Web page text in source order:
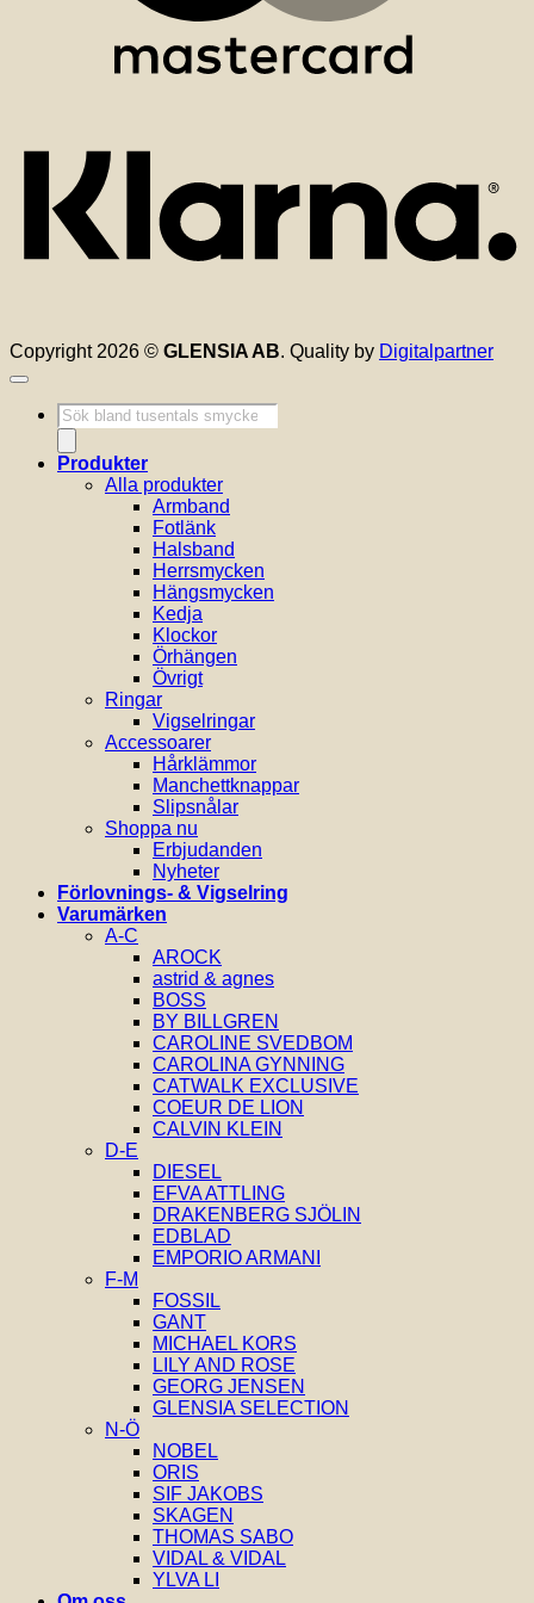
Copyright 2026 © GLENSIA AB. Quality by Digitalpartner
Produktsökning
Produkter
Alla produkter
Armband
Fotlänk
Halsband
Herrsmycken
Hängsmycken
Kedja
Klockor
Örhängen
Övrigt
Ringar
Vigselringar
Accessoarer
Hårklämmor
Manchettknappar
Slipsnålar
Shoppa nu
Erbjudanden
Nyheter
Förlovnings- & Vigselring
Varumärken
A-C
AROCK
astrid & agnes
BOSS
BY BILLGREN
CAROLINE SVEDBOM
CAROLINA GYNNING
CATWALK EXCLUSIVE
COEUR DE LION
CALVIN KLEIN
D-E
DIESEL
EFVA ATTLING
DRAKENBERG SJÖLIN
EDBLAD
EMPORIO ARMANI
F-M
FOSSIL
GANT
MICHAEL KORS
LILY AND ROSE
GEORG JENSEN
GLENSIA SELECTION
N-Ö
NOBEL
ORIS
SIF JAKOBS
SKAGEN
THOMAS SABO
VIDAL & VIDAL
YLVA LI